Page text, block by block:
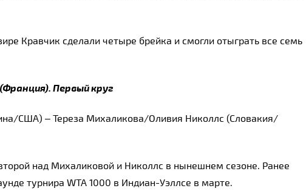
Кравчик сделали четыре брейка и смогли отыграть все семь
Первый круг
США) – Тереза ​​Михаликова/Оливия Николлс (Словакия/
над Михаликовой и Николлс в нынешнем сезоне. Ранее
турнира WTA 1000 в Индиан-Уэллсе в марте.